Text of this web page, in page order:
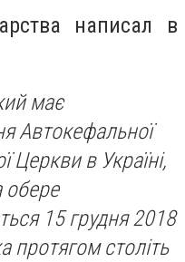
написал в
має
Автокефальної
Церкви в Україні,
обере
15 грудня 2018
протягом століть